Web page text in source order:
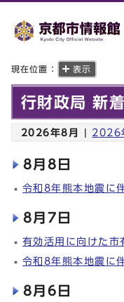
現在位置： 表示
行財政局 新
2026年8月 2026
8月8日
令和8年熊本地震に
8月7日
有効活用に向けた市
令和8年熊本地震に
8月6日